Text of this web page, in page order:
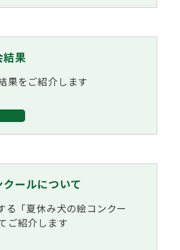
結果
果をご紹介します
ールについて
る「夏休み犬の絵コンクー
ご紹介します